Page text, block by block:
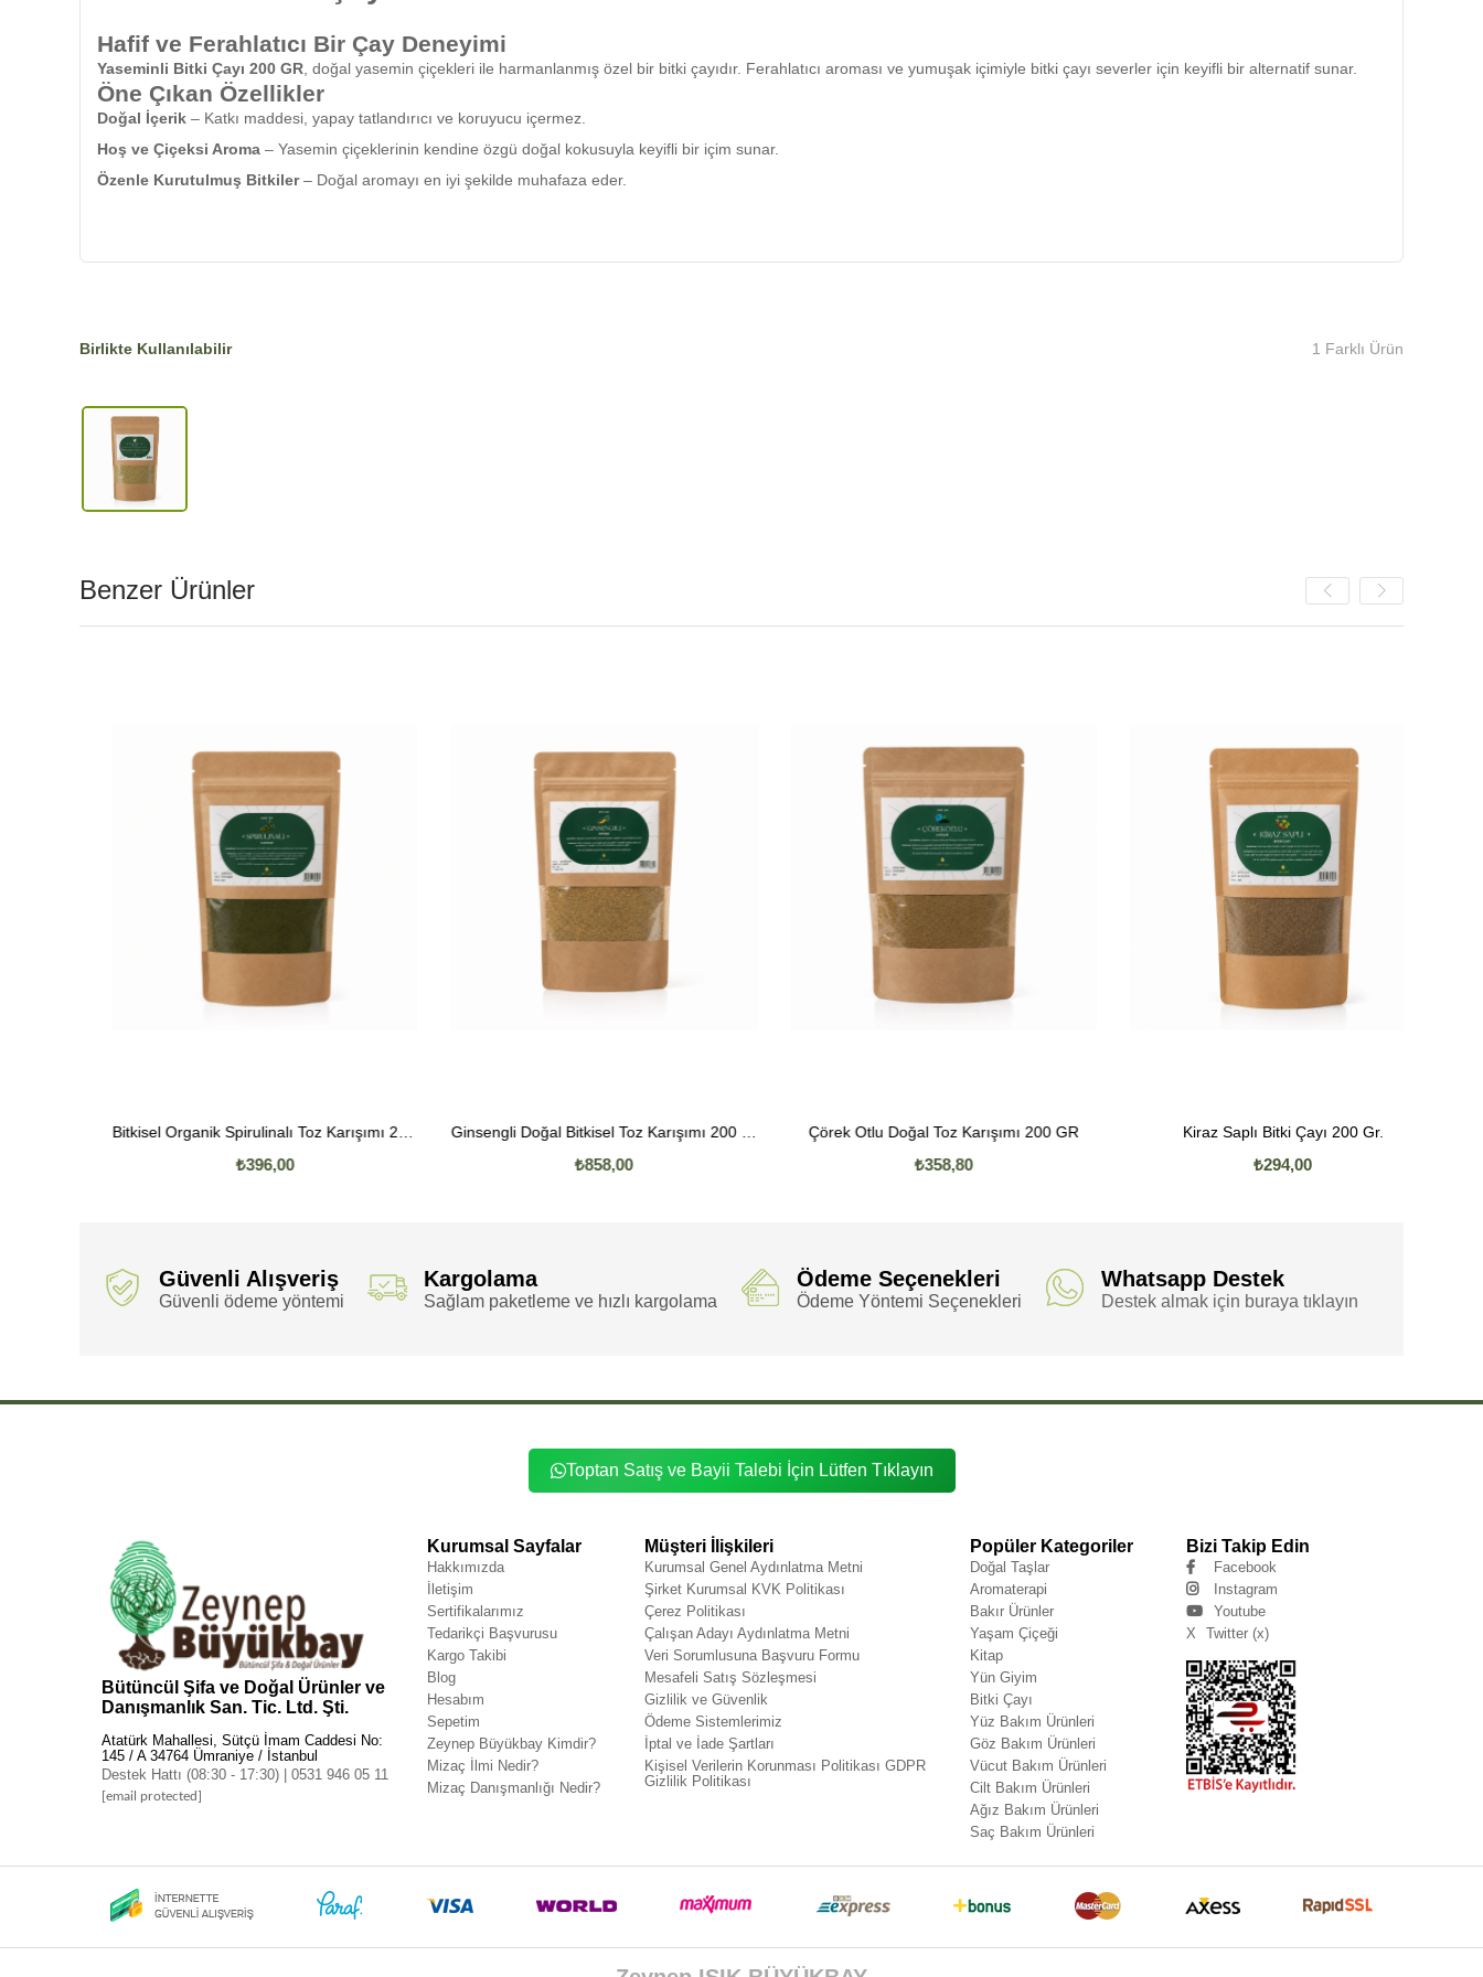
Hafif ve Ferahlatıcı Bir Çay Deneyimi
Yaseminli Bitki Çayı 200 GR , doğal yasemin çiçekleri ile harmanlanmış özel bir bitki çayıdır. Ferahlatıcı aroması ve yumuşak içimiyle bitki çayı severler için keyifli bir alternatif sunar.
Öne Çıkan Özellikler
Doğal İçerik – Katkı maddesi, yapay tatlandırıcı ve koruyucu içermez.
Hoş ve Çiçeksi Aroma – Yasemin çiçeklerinin kendine özgü doğal kokusuyla keyifli bir içim sunar.
Özenle Kurutulmuş Bitkiler– Doğal aromayı en iyi şekilde muhafaza eder.
1 tatlı kaşığı çay karışımını bir fincana ekleyin.
Arzuya göre bal veya limon ekleyerek tüketebilirsiniz.
Kuru ve serin bir yerde muhafaza ediniz.
Neler İçermez?
Katkı maddesi, yapay tatlandırıcı, koruyucu ve renklendirici içermez.
niteliğindedir. Bir uzman veya doktor kontrolünde kullanılmalıdır.
Birlikte Kullanılabilir 1 Farklı Ürün
Benzer Ürünler
Bitkisel Organik Spirulinalı Toz Karışımı 200 Gr.
₺396,00
Ginsengli Doğal Bitkisel Toz Karışımı 200 Gr.
₺858,00
Çörek Otlu Doğal Toz Karışımı 200 GR
₺358,80
Kiraz Saplı Bitki Çayı 200 Gr.
₺294,00
Güvenli Alışveriş
Güvenli ödeme yöntemi
Kargolama
Sağlam paketleme ve hızlı kargolama
Ödeme Seçenekleri
Ödeme Yöntemi Seçenekleri
Whatsapp Destek
Destek almak için buraya tıklayın
Toptan Satış ve Bayii Talebi İçin Lütfen Tıklayın
Bütüncül Şifa ve Doğal Ürünler ve
Danışmanlık San. Tic. Ltd. Şti.
Atatürk Mahallesi, Sütçü İmam Caddesi No:
145 / A 34764 Ümraniye / İstanbul
Destek Hattı (08:30 - 17:30) | 0531 946 05 11
[email protected]
Kurumsal Sayfalar
Hakkımızda
İletişim
Sertifikalarımız
Tedarikçi Başvurusu
Kargo Takibi
Blog
Hesabım
Sepetim
Zeynep Büyükbay Kimdir?
Mizaç İlmi Nedir?
Mizaç Danışmanlığı Nedir?
Müşteri İlişkileri
Kurumsal Genel Aydınlatma Metni
Şirket Kurumsal KVK Politikası
Çerez Politikası
Çalışan Adayı Aydınlatma Metni
Veri Sorumlusuna Başvuru Formu
Mesafeli Satış Sözleşmesi
Gizlilik ve Güvenlik
Ödeme Sistemlerimiz
İptal ve İade Şartları
Kişisel Verilerin Korunması Politikası GDPR
Gizlilik Politikası
Popüler Kategoriler
Doğal Taşlar
Aromaterapi
Bakır Ürünler
Yaşam Çiçeği
Kitap
Yün Giyim
Bitki Çayı
Yüz Bakım Ürünleri
Göz Bakım Ürünleri
Vücut Bakım Ürünleri
Cilt Bakım Ürünleri
Ağız Bakım Ürünleri
Saç Bakım Ürünleri
Bizi Takip Edin
Facebook
Instagram
Youtube
X
Twitter (x)